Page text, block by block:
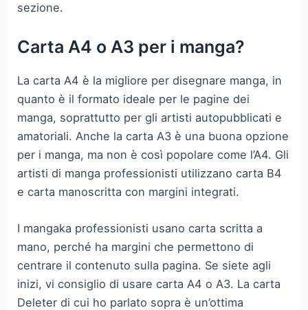
sezione.
Carta A4 o A3 per i manga?
La carta A4 è la migliore per disegnare manga, in
quanto è il formato ideale per le pagine dei
manga, soprattutto per gli artisti autopubblicati e
amatoriali. Anche la carta A3 è una buona opzione
per i manga, ma non è così popolare come l’A4. Gli
artisti di manga professionisti utilizzano carta B4
e carta manoscritta con margini integrati.
I mangaka professionisti usano carta scritta a
mano, perché ha margini che permettono di
centrare il contenuto sulla pagina. Se siete agli
inizi, vi consiglio di usare carta A4 o A3. La carta
Deleter di cui ho parlato sopra è un’ottima